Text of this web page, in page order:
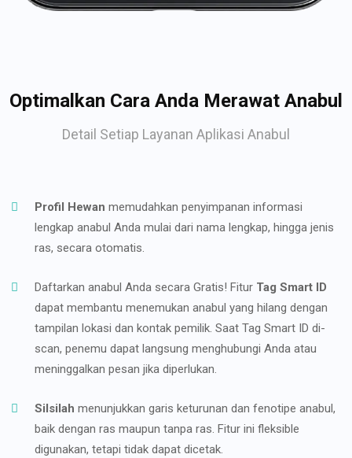
Optimalkan Cara Anda Merawat Anabul
Detail Setiap Layanan Aplikasi Anabul
Profil Hewan memudahkan penyimpanan informasi
lengkap anabul Anda mulai dari nama lengkap, hingga jenis
ras, secara otomatis.
Daftarkan anabul Anda secara Gratis! Fitur Tag Smart ID
dapat membantu menemukan anabul yang hilang dengan
tampilan lokasi dan kontak pemilik. Saat Tag Smart ID di-
scan, penemu dapat langsung menghubungi Anda atau
meninggalkan pesan jika diperlukan.
Silsilah menunjukkan garis keturunan dan fenotipe anabul,
baik dengan ras maupun tanpa ras. Fitur ini fleksible
digunakan, tetapi tidak dapat dicetak.